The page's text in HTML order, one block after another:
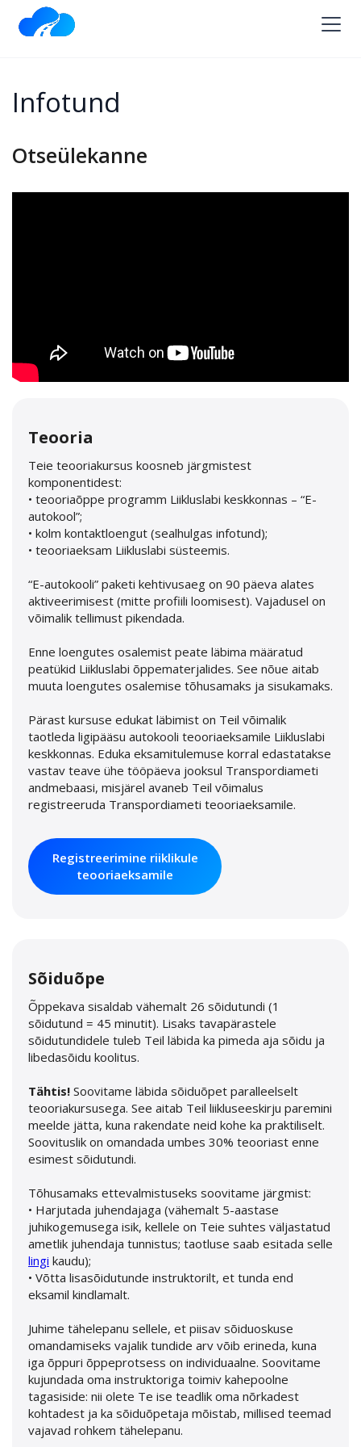
Infotund
Otseülekanne
Teooria
Teie teooriakursus koosneb järgmistest
komponentidest:
• teooriaõppe programm Liikluslabi keskkonnas – “E-
autokool”;
• kolm kontaktloengut (sealhulgas infotund);
• teooriaeksam Liikluslabi süsteemis.
“E-autokooli” paketi kehtivusaeg on 90 päeva alates
aktiveerimisest (mitte profiili loomisest). Vajadusel on
võimalik tellimust pikendada.
Enne loengutes osalemist peate läbima määratud
peatükid Liikluslabi õppematerjalides. See nõue aitab
muuta loengutes osalemise tõhusamaks ja sisukamaks.
Pärast kursuse edukat läbimist on Teil võimalik
taotleda ligipääsu autokooli teooriaeksamile Liikluslabi
keskkonnas. Eduka eksamitulemuse korral edastatakse
vastav teave ühe tööpäeva jooksul Transpordiameti
andmebaasi, misjärel avaneb Teil võimalus
registreeruda Transpordiameti teooriaeksamile.
Registreerimine riiklikule
teooriaeksamile
Sõiduõpe
Õppekava sisaldab vähemalt 26 sõidutundi (1
sõidutund = 45 minutit). Lisaks tavapärastele
sõidutundidele tuleb Teil läbida ka pimeda aja sõidu ja
libedasõidu koolitus.
Tähtis! Soovitame läbida sõiduõpet paralleelselt
teooriakursusega. See aitab Teil liikluseeskirju paremini
meelde jätta, kuna rakendate neid kohe ka praktiliselt.
Soovituslik on omandada umbes 30% teooriast enne
esimest sõidutundi.
Tõhusamaks ettevalmistuseks soovitame järgmist:
• Harjutada juhendajaga (vähemalt 5-aastase
juhikogemusega isik, kellele on Teie suhtes väljastatud
ametlik juhendaja tunnistus; taotluse saab esitada selle
lingi kaudu);
• Võtta lisasõidutunde instruktorilt, et tunda end
eksamil kindlamalt.
Juhime tähelepanu sellele, et piisav sõiduoskuse
omandamiseks vajalik tundide arv võib erineda, kuna
iga õppuri õppeprotsess on individuaalne. Soovitame
kujundada oma instruktoriga toimiv kahepoolne
tagasiside: nii olete Te ise teadlik oma nõrkadest
kohtadest ja ka sõiduõpetaja mõistab, millised teemad
vajavad rohkem tähelepanu.